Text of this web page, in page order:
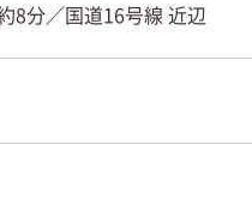
8分／国道16号線 近辺